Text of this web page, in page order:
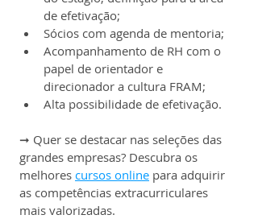
de efetivação;
Sócios com agenda de mentoria;
Acompanhamento de RH com o
papel de orientador e
direcionador a cultura FRAM;
Alta possibilidade de efetivação.
➞ Quer se destacar nas seleções das
grandes empresas? Descubra os
melhores cursos online para adquirir
as competências extracurriculares
mais valorizadas.